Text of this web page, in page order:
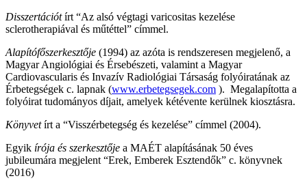
Disszertációtírt “Az alsó végtagi varicositas kezelése
sclerotherapiával és műtéttel” címmel.
Alapítófőszerkesztője (1994) az azóta is rendszeresen megjelenő, a
Magyar Angiológiai és Érsebészeti, valamint a Magyar
Cardiovascularis és Invazív Radiológiai Társaság folyóiratának az
Érbetegségek c. lapnak (www.erbetegsegek.com ). Megalapította a
folyóirat tudományos díjait, amelyek kétévente kerülnek kiosztásra.
Könyvetírt a “Visszérbetegség és kezelése” címmel (2004).
Egyik írója és szerkesztője a MAÉT alapításának 50 éves
jubileumára megjelent “Erek, Emberek Esztendők” c. könyvnek
(2016)